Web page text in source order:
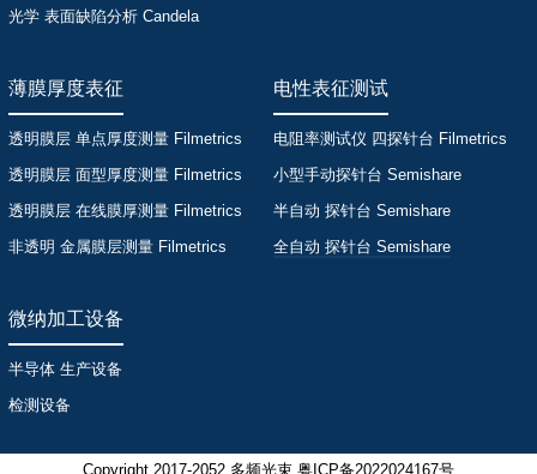
光学 表面缺陷分析 Candela
薄膜厚度表征
透明膜层 单点厚度测量 Filmetrics
透明膜层 面型厚度测量 Filmetrics
透明膜层 在线膜厚测量 Filmetrics
非透明 金属膜层测量 Filmetrics
电性表征测试
电阻率测试仪 四探针台 Filmetrics
小型手动探针台 Semishare
半自动 探针台 Semishare
全自动 探针台 Semishare
微纳加工设备
半导体 生产设备
检测设备
Copyright 2017-2052 多频光束 粤ICP备2022024167号